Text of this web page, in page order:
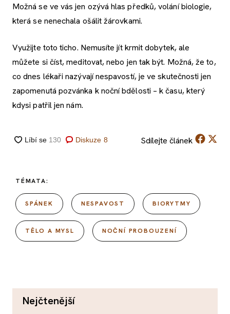
Možná se ve vás jen ozývá hlas předků, volání biologie,
která se nenechala ošálit žárovkami.
Využijte toto ticho. Nemusíte jít krmit dobytek, ale
můžete si číst, meditovat, nebo jen tak být. Možná, že to,
co dnes lékaři nazývají nespavostí, je ve skutečnosti jen
zapomenutá pozvánka k noční bdělosti – k času, který
kdysi patřil jen nám.
Diskuze 8 Sdílejte článek
TÉMATA:
SPÁNEK NESPAVOST BIORYTMY
TĚLO A MYSL NOČNÍ PROBOUZENÍ
nejčtenější